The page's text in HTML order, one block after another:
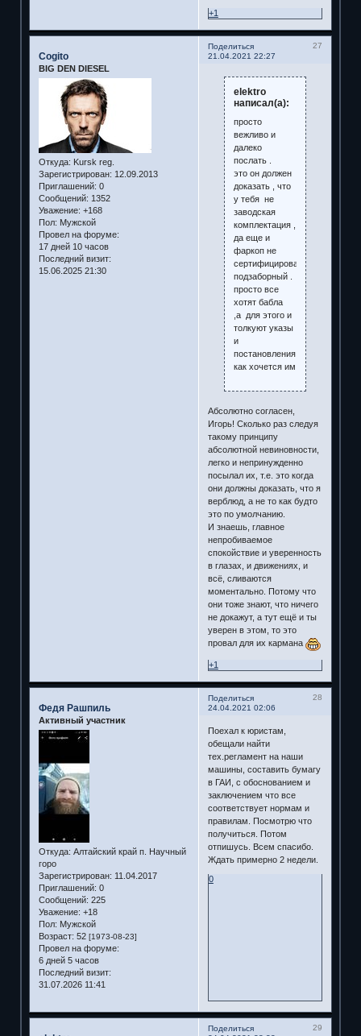
+1
Поделиться
27
21.04.2021 22:27
Cogito
BIG DEN DIESEL
Откуда: Kursk reg.
Зарегистрирован: 12.09.2013
Приглашений: 0
Сообщений: 1352
Уважение: +168
Пол: Мужской
Провел на форуме:
17 дней 10 часов
Последний визит:
15.06.2025 21:30
elektro
написал(а):
просто
вежливо и
далеко
послать .
это он должен
доказать , что
у тебя не
заводская
комплектация ,
да еще и
фаркоп не
сертифицированный
подзаборный .
просто все
хотят бабла
,а для этого и
толкуют указы
и
постановления
как хочется им
Абсолютно согласен,
Игорь! Сколько раз следуя
такому принципу
абсолютной невиновности,
легко и непринужденно
посылал их, т.е. это когда
они должны доказать, что я
верблюд, а не то как будто
это по умолчанию.
И знаешь, главное
непробиваемое
спокойствие и уверенность
в глазах, и движениях, и
всё, сливаются
моментально. Потому что
они тоже знают, что ничего
не докажут, а тут ещё и ты
уверен в этом, то это
провал для их кармана
+1
Поделиться
28
24.04.2021 02:06
Федя Рашпиль
Активный участник
Откуда: Алтайский край п. Научный
горо
Зарегистрирован: 11.04.2017
Приглашений: 0
Сообщений: 225
Уважение: +18
Пол: Мужской
Возраст: 52 [1973-08-23]
Провел на форуме:
6 дней 5 часов
Последний визит:
31.07.2026 11:41
Поехал к юристам,
обещали найти
тех.регламент на наши
машины, составить бумагу
в ГАИ, с обоснованием и
заключением что все
соответствует нормам и
правилам. Посмотрю что
получиться. Потом
отпишусь. Всем спасибо.
Ждать примерно 2 недели.
0
Поделиться
29